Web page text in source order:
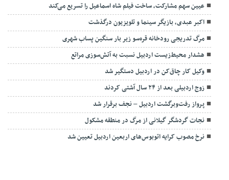
عیین سهم مشارکت، ساخت فیلم شاه‌ اسماعیل را تسریع می‌کند
اکبر عبدی، بازیگر سینما و تلویزیون درگذشت
مرگ تدریجی رودخانه قره‌سو زیر بار سنگین پساب شهری
هشدار محیط‌زیست اردبیل نسبت به آتش‌سوزی مراتع
وکیل کار چاق‌کن در اردبیل دستگیر شد
زوج اردبیلی بعد از ۲۴ سال آشتی کردند
پرواز رفت‌وبرگشت اردبیل – نجف برقرار شد
نجات گردشگر گیلانی از مرگ در منطقه مشکول
نرخ مصوب کرایه اتوبوس‌های اربعین اردبیل تعیین شد